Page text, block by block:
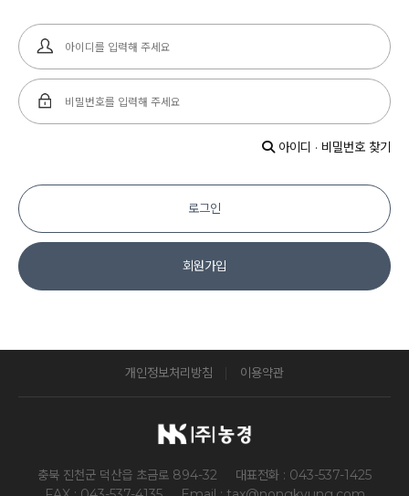
아이디 · 비밀번호 찾기
로그인
회원가입
개인정보처리방침 이용약관
충북 진천군 덕산읍 초금로 894-32
대표전화 : 043-537-1425